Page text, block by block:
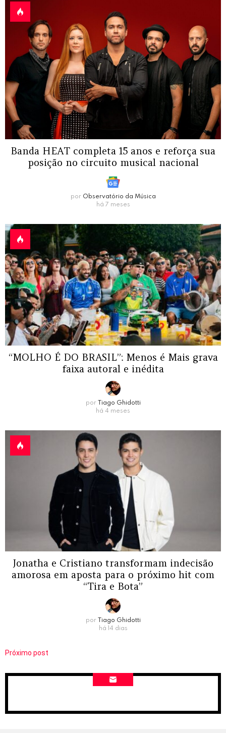
Banda HEAT completa 15 anos e reforça sua
posição no circuito musical nacional
por Observatório da Música
há 7 meses
“MOLHO É DO BRASIL”: Menos é Mais grava
faixa autoral e inédita
por
Tiago Ghidotti
há 4 meses
Jonatha e Cristiano transformam indecisão
amorosa em aposta para o próximo hit com
“Tira e Bota”
por Tiago Ghidotti
há 14 dias
Próximo post